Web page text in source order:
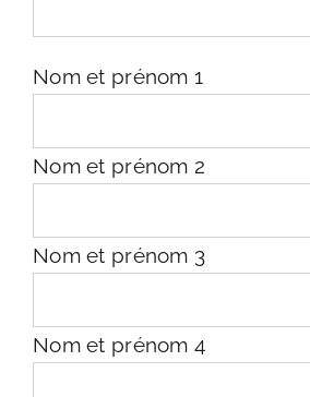
Nom et prénom 1
Nom et prénom 2
Nom et prénom 3
Nom et prénom 4